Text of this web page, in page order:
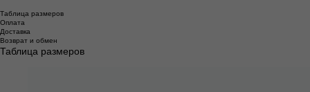
Таблица размеров
Оплата
Доставка
Возврат и обмен
Таблица размеров